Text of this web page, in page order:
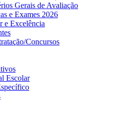
Gerais de Avaliação
e Exames 2026
e Excelência
Concursos
Escolar